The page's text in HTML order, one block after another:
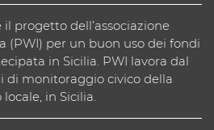
progetto dell’associazione
(PWI) per un buon uso dei fondi
in Sicilia. PWI lavora dal
di monitoraggio civico della
in Sicilia.